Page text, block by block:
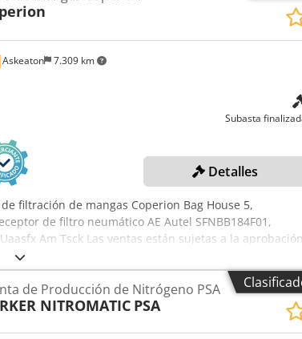
Askeaton 7.309 km
Subasta
Detalles
filtración de mangas Coperion Bag House 5,
de filtro neumático AE Autel SFNBB184F01,
Am Tsck Las ventas están sujetas a la
en un plazo de 2 días hábiles.
de Producción de Nitrógeno PSA
NITROMATIC PSA